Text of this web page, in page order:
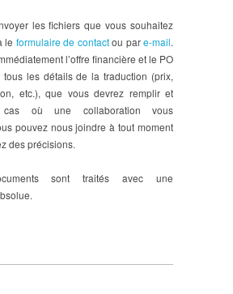
les fichiers que vous souhaitez
le formulaire de contactou pare-mail.
l’offre financière et le PO
tous les détails de la traduction (prix,
etc.), que vous devrez remplir et
où une collaboration vous
pouvez nous joindre à tout moment
des précisions.
sont traités avec une